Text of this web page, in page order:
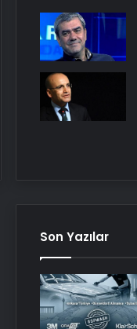
Son Yazılar